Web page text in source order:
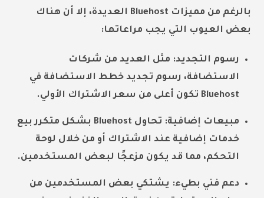
بالرغم من مميزات Bluehost العديدة، إلا أن هناك
بعض العيوب التي يجب مراعاتها:
رسوم التجديد: مثل العديد من شركات
الاستضافة، رسوم تجديد خطط الاستضافة في
Bluehost تكون أعلى من سعر الاشتراك الأولي.
مبيعات إضافية: تحاول Bluehost بشكل متكرر بيع
خدمات إضافية عند الاشتراك أو من خلال لوحة
التحكم، مما قد يكون مزعجًا لبعض المستخدمين.
دعم فني بطيء: يشتكي بعض المستخدمين من